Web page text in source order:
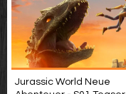
Jurassic World Neue